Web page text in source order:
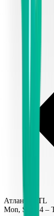
Атланта ATL
Mon, Sep 14 –